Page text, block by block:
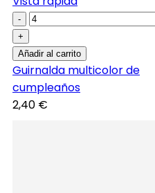
-
+
Añadir al carrito
Guirnalda multicolor de
cumpleaños
2,40 €